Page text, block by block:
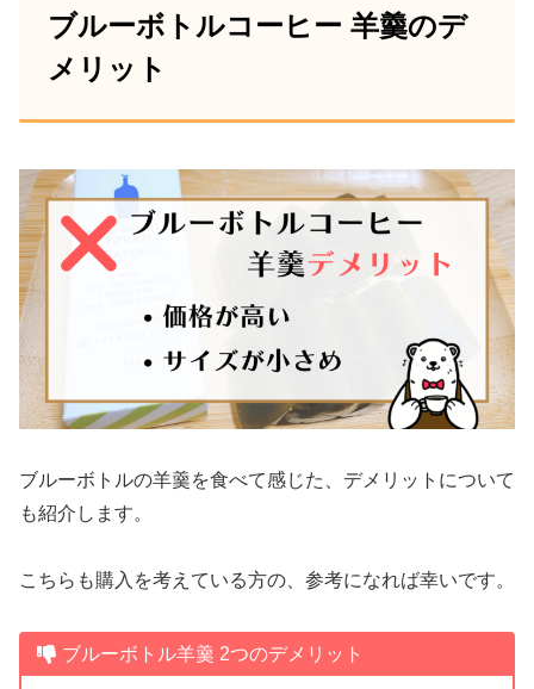
ブルーボトルコーヒー 羊羹のデ
メリット
ブルーボトルの羊羹を食べて感じた、デメリットについて
も紹介します。
こちらも購入を考えている方の、参考になれば幸いです。
ブルーボトル羊羹 2つのデメリット